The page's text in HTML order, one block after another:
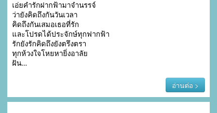
เอ่ยคำรักฝากฟ้ามาจำนรรจ์
ว่ายังคิดถึงกันวันเวลา
คิดถึงกันเสมอเธอที่รัก
และโปรดได้ประจักษ์ทุกฟากฟ้า
รักยังรักคิดถึงยังตรึงตรา
ทุกห้วงใจโหยหายิ่งอาลัย
อ่านต่อ >